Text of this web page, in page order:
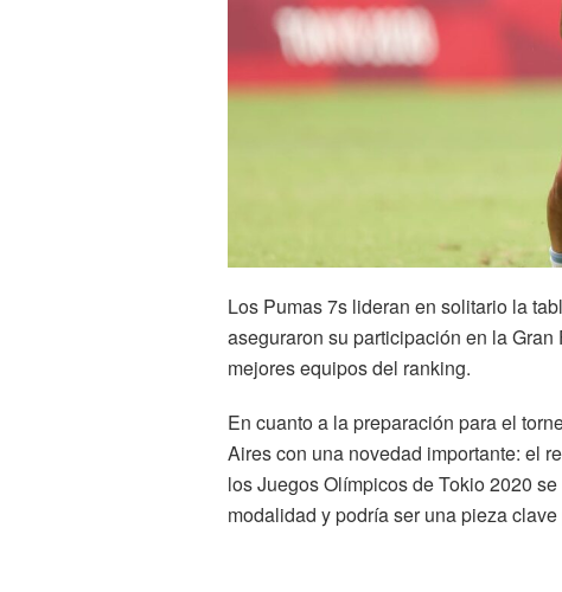
Los Pumas 7s lideran en solitario la
aseguraron su participación en la
mejores equipos del ranking.
En cuanto a la preparación para el
Aires con una novedad importante: el
los Juegos Olímpicos de Tokio 2020
modalidad y podría ser una pieza